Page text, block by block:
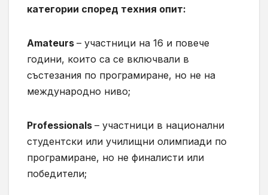
категории според техния опит:
Amateurs – участници на 16 и повече
години, които са се включвали в
състезания по програмиране, но не на
международно ниво;
Professionals – участници в национални
студентски или училищни олимпиади по
програмиране, но не финалисти или
победители;